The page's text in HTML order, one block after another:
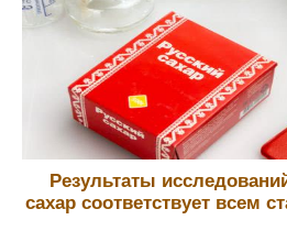
Результаты
сахар соответствует всем